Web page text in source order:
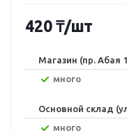
420 ₸/шт
Магазин (пр. Абая
Много
Основной склад
Много